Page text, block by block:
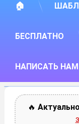
🏠
БЕСПЛАТНО
НАПИСАТЬ НАМ
🔥